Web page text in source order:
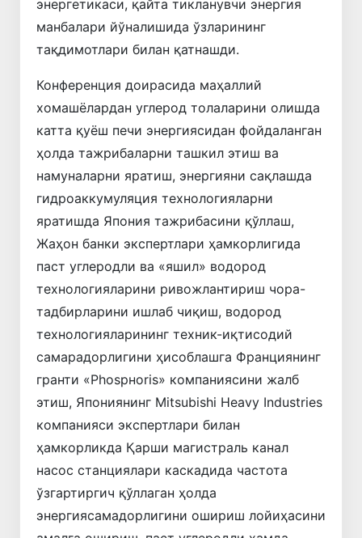
энергетикаси, қайта тикланувчи энергия
манбалари йўналишида ўзларининг
тақдимотлари билан қатнашди.
Конференция доирасида маҳаллий
хомашёлардан углерод толаларини олишда
катта қуёш печи энергиясидан фойдаланган
ҳолда тажрибаларни ташкил этиш ва
намуналарни яратиш, энергияни сақлашда
гидроаккумуляция технологияларни
яратишда Япония тажрибасини қўллаш,
Жаҳон банки экспертлари ҳамкорлигида
паст углеродли ва «яшил» водород
технологияларини ривожлантириш чора-
тадбирларини ишлаб чиқиш, водород
технологияларининг техник-иқтисодий
самарадорлигини ҳисоблашга Франциянинг
гранти «Phospнoris» компаниясини жалб
этиш, Япониянинг Mitsubishi Heavy Industries
компанияси экспертлари билан
ҳамкорликда Қарши магистраль канал
насос станциялари каскадида частота
ўзгартиргич қўллаган ҳолда
энергиясамадорлигини ошириш лойиҳасини